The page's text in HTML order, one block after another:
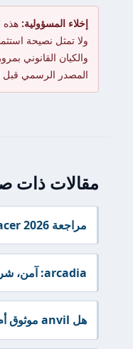
إخلاء المسؤولية: هذه
ولا تمثل نصيحة
والكيان القانوني
المصدر الرسمي قبل
مقالات ذات
مراجعة acer 2026: التنظيم، الأمان والمخاطر
arcadia: آمن، شرعي أم احتيال؟ (2026)
هل anvil موثوق أم احتيال؟ مراجعة الأمان 2026